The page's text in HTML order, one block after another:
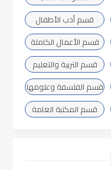
قسم أدب الأطفال
قسم الأعمال الكاملة
قسم التربية والتعليم
قسم الفلسفة وعلومها
قسم المكتبة العامة